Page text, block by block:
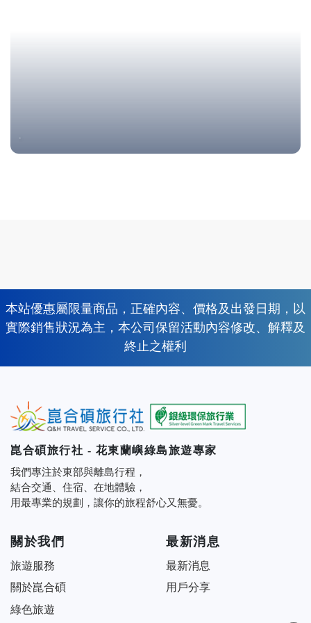
本站優惠屬限量商品，正確內容、價格及出發日期，以
實際銷售狀況為主，本公司保留活動內容修改、解釋及
終止之權利
崑合碩旅行社 - 花東蘭嶼綠島旅遊專家
我們專注於東部與離島行程，
結合交通、住宿、在地體驗，
用最專業的規劃，讓你的旅程舒心又無憂。
關於我們
旅遊服務
關於崑合碩
綠色旅遊
最新消息
最新消息
用戶分享